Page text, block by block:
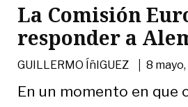
La Comisión
responder a
GUILLERMO ÍñIGUEZ |8
En un momento en que